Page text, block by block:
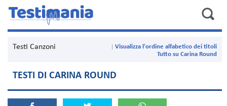
Testi Canzoni
Visualizza l'ordine alfabetico dei titoli
Tutto su Carina Round
TESTI DI CARINA ROUND